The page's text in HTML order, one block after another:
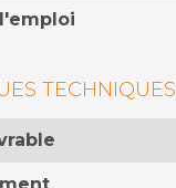
TECHNIQUES